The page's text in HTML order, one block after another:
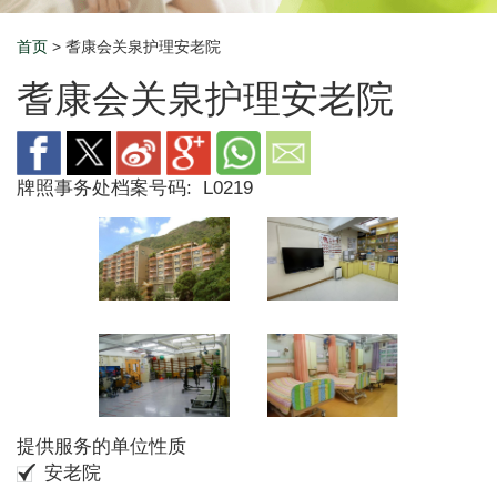
Breadcrumb
首页 > 耆康会关泉护理安老院
耆康会关泉护理安老院
牌照事务处档案号码: L0219
提供服务的单位性质
安老院